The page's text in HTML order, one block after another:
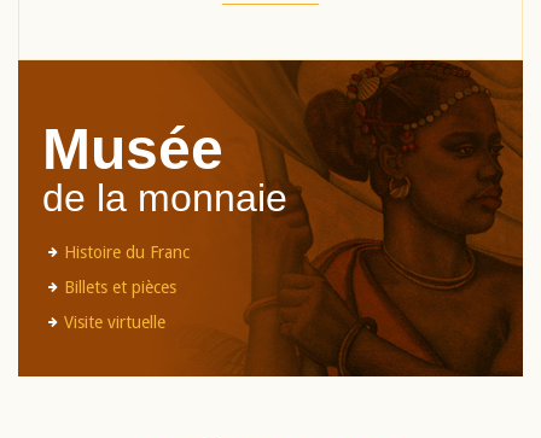
Musée
de la monnaie
Histoire du Franc
Billets et pièces
Visite virtuelle